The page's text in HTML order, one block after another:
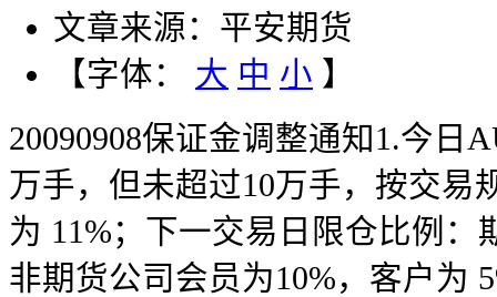
文章来源：平安期货
【字体： 大 中 小 】
20090908保证金调整通知1.今日
万手，但未超过10万手，按交易
为 11%；下一交易日限仓比例：
非期货公司会员为10%，客户为